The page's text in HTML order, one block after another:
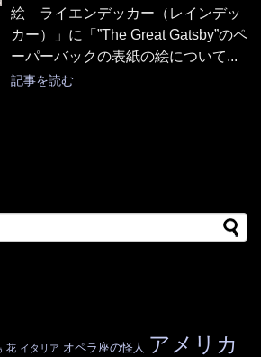
絵 ライエンデッカー（レインデッ
カー）」に「”The Great Gatsby”のペ
ーパーバックの表紙の絵について...
記事を読む
花 イタリア オペラ座の怪人 アメリカ